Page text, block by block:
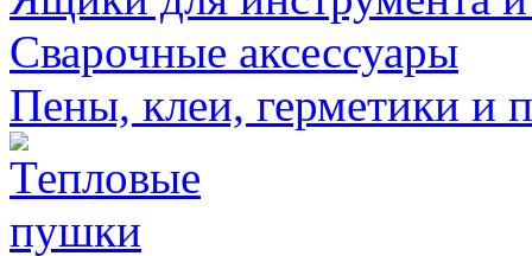
Сварочные аксессуары
Пены, клеи, герметики и